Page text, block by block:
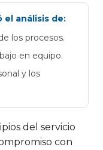
el análisis de:
los procesos.
en equipo.
y los
del servicio
con